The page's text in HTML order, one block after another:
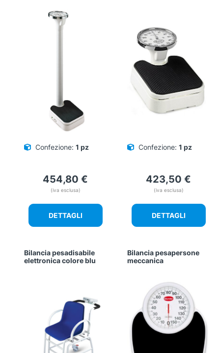
Confezione: 1 pz
454,80 €
(iva esclusa)
DETTAGLI
Confezione: 1 pz
423,50 €
(iva esclusa)
DETTAGLI
Bilancia pesadisabile
elettronica colore blu
Bilancia pesapersone
meccanica